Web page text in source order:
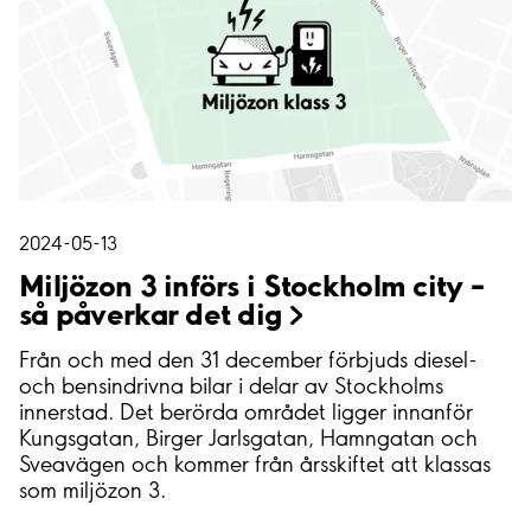
2024-05-13
Miljözon 3 införs i Stockholm city –
så påverkar detdig
Från och med den 31 december förbjuds diesel-
och bensindrivna bilar i delar av Stockholms
innerstad. Det berörda området ligger innanför
Kungsgatan, Birger Jarlsgatan, Hamngatan och
Sveavägen och kommer från årsskiftet att klassas
som miljözon 3.